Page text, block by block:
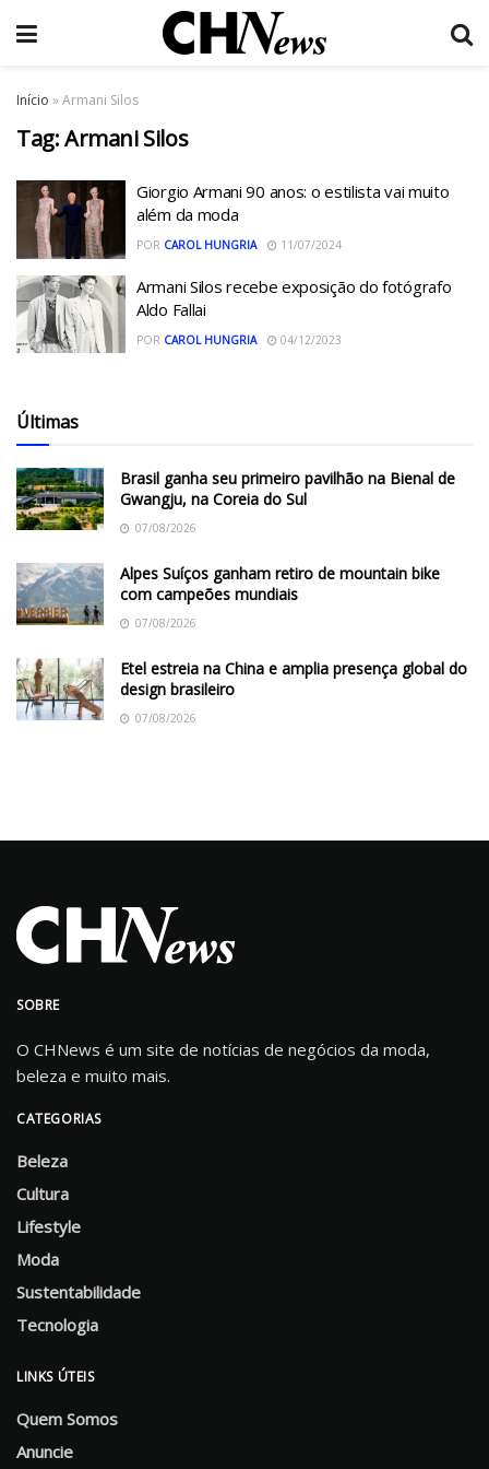
Início »Armani Silos
Tag:Armani Silos
Giorgio Armani 90 anos: o estilista vai muito
além da moda
POR CAROL HUNGRIA 11/07/2024
Armani Silos recebe exposição do fotógrafo
Aldo Fallai
POR CAROL HUNGRIA 04/12/2023
Últimas
Brasil ganha seu primeiro pavilhão na Bienal de
Gwangju, na Coreia do Sul
07/08/2026
Alpes Suíços ganham retiro de mountain bike
com campeões mundiais
07/08/2026
Etel estreia na China e amplia presença global do
design brasileiro
07/08/2026
SOBRE
O CHNews é um site de notícias de negócios da moda,
beleza e muito mais.
CATEGORIAS
Beleza
Cultura
Lifestyle
Moda
Sustentabilidade
Tecnologia
LINKS ÚTEIS
Quem Somos
Anuncie